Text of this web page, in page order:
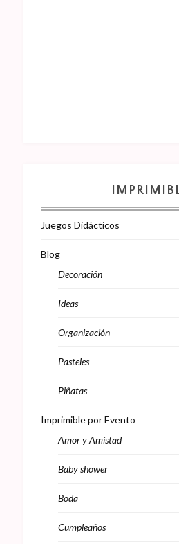
Juegos Didácticos
Blog
Decoración
Ideas
Organización
Pasteles
Piñatas
Imprimible por Evento
Amor y Amistad
Baby shower
Boda
Cumpleaños